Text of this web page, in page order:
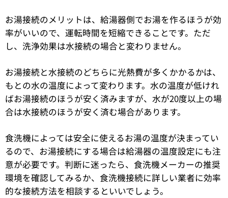
お湯接続のメリットは、給湯器側でお湯を作るほうが効
率がいいので、運転時間を短縮できることです。ただ
し、洗浄効果は水接続の場合と変わりません。
お湯接続と水接続のどちらに光熱費が多くかかるかは、
もとの水の温度によって変わります。水の温度が低けれ
ばお湯接続のほうが安く済みますが、水が20度以上の場
合は水接続のほうが安く済む場合があります。
食洗機によっては安全に使えるお湯の温度が決まってい
るので、お湯接続にする場合は給湯器の温度設定にも注
意が必要です。判断に迷ったら、食洗機メーカーの推奨
環境を確認してみるか、食洗機接続に詳しい業者に効率
的な接続方法を相談するといいでしょう。